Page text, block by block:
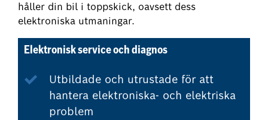
håller din bil i toppskick, oavsett dess
elektroniska utmaningar.
Elektronisk service och diagnos
Utbildade och utrustade för att
hantera elektroniska- och elektriska
problem